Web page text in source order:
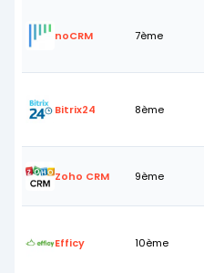
noCRM 7ème
Bitrix24 8ème
Zoho CRM 9ème
Efficy 10ème